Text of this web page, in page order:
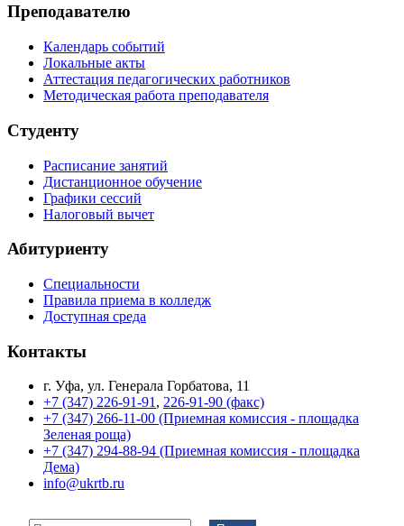
Преподавателю
Календарь событий
Локальные акты
Аттестация педагогических работников
Методическая работа преподавателя
Студенту
Расписание занятий
Дистанционное обучение
Графики сессий
Налоговый вычет
Абитуриенту
Специальности
Правила приема в колледж
Доступная среда
Контакты
г. Уфа, ул. Генерала Горбатова, 11
+7 (347) 226-91-91 , 226-91-90 (факс)
+7 (347) 266-11-00 (Приемная комиссия - площадка
Зеленая роща)
+7 (347) 294-88-94 (Приемная комиссия - площадка
Дема)
info@ukrtb.ru